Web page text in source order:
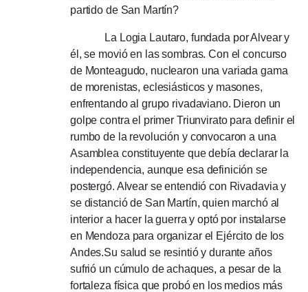
partido de San Martín?
La Logia Lautaro, fundada por Alvear y
él, se movió en las sombras.Con el concurso
de Monteagudo, nuclearon una variada gama
de morenistas, eclesiásticos y masones,
enfrentando al grupo rivadaviano. Dieron un
golpe contra el primer Triunvirato para definir el
rumbo de la revolución y convocaron a una
Asamblea constituyente que debía declarar la
independencia, aunque esa definición se
postergó. Alvear se entendió con Rivadavia y
se distanció de San Martín, quien marchó al
interior a hacer la guerra y optó por instalarse
en Mendoza para organizar el Ejército de los
Andes.Su salud se resintió y durante años
sufrió un cúmulo de achaques, a pesar de la
fortaleza física que probó en los medios más